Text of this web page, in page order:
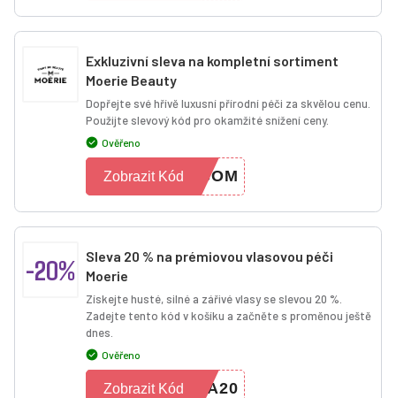
Exkluzivní sleva na kompletní sortiment
Moerie Beauty
Dopřejte své hřívě luxusní přírodní péči za skvělou cenu.
Použijte slevový kód pro okamžité snížení ceny.
Ověřeno
FCOM
Zobrazit Kód
-20%
Sleva 20 % na prémiovou vlasovou péči
Moerie
Získejte husté, silné a zářivé vlasy se slevou 20 %.
Zadejte tento kód v košíku a začněte s proměnou ještě
dnes.
Ověřeno
KA20
Zobrazit Kód